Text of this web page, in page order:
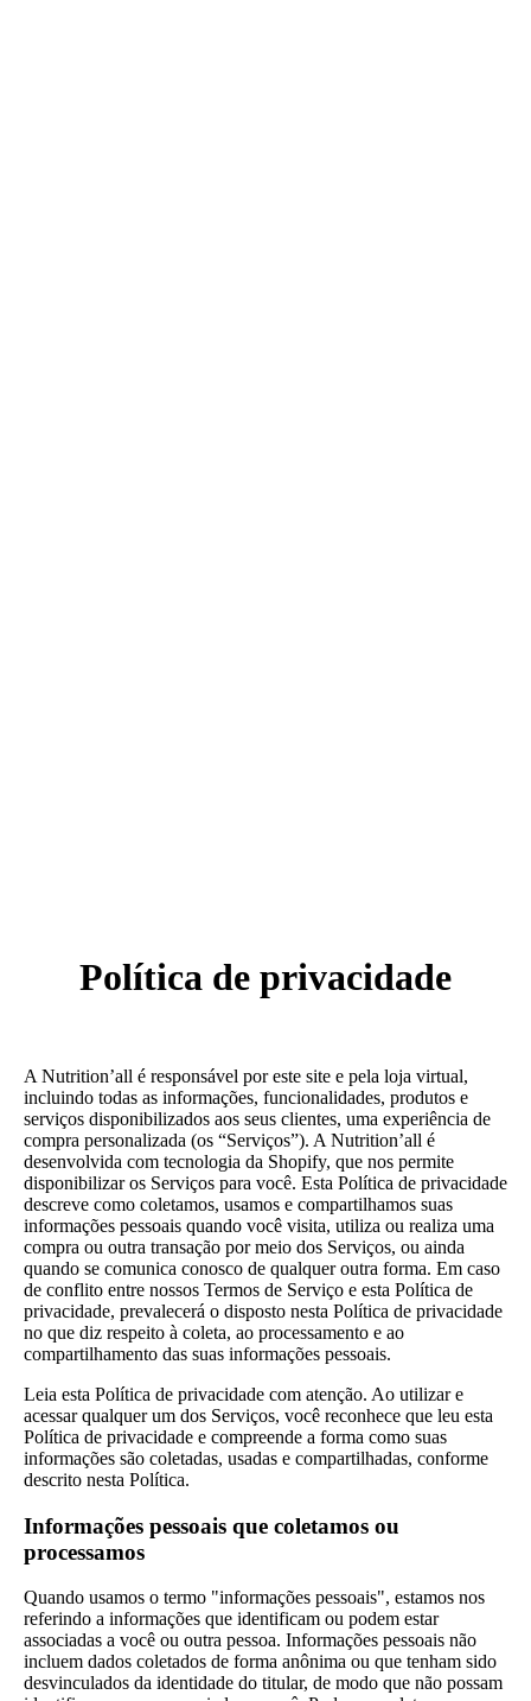
Política de privacidade
A Nutrition’all é responsável por este site e pela loja virtual,
incluindo todas as informações, funcionalidades, produtos e
serviços disponibilizados aos seus clientes, uma experiência de
compra personalizada (os “Serviços”). A Nutrition’all é
desenvolvida com tecnologia da Shopify, que nos permite
disponibilizar os Serviços para você. Esta Política de privacidade
descreve como coletamos, usamos e compartilhamos suas
informações pessoais quando você visita, utiliza ou realiza uma
compra ou outra transação por meio dos Serviços, ou ainda
quando se comunica conosco de qualquer outra forma. Em caso
de conflito entre nossos Termos de Serviço e esta Política de
privacidade, prevalecerá o disposto nesta Política de privacidade
no que diz respeito à coleta, ao processamento e ao
compartilhamento das suas informações pessoais.
Leia esta Política de privacidade com atenção. Ao utilizar e
acessar qualquer um dos Serviços, você reconhece que leu esta
Política de privacidade e compreende a forma como suas
informações são coletadas, usadas e compartilhadas, conforme
descrito nesta Política.
Informações pessoais que coletamos ou
processamos
Quando usamos o termo "informações pessoais", estamos nos
referindo a informações que identificam ou podem estar
associadas a você ou outra pessoa. Informações pessoais não
incluem dados coletados de forma anônima ou que tenham sido
desvinculados da identidade do titular, de modo que não possam